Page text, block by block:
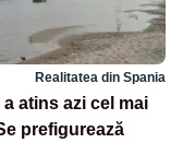
Realitatea din Spania
atins azi cel mai
prefigurează